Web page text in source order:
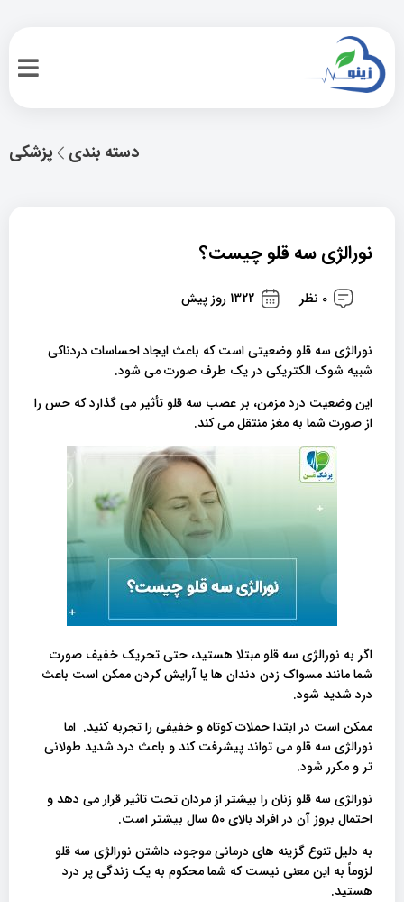
پزشکی دسته بندی
نورالژی سه قلو چیست؟
0 نظر 1322 روز پیش
نورالژی سه قلو وضعیتی است که باعث ایجاد احساسات دردناکی
شبیه شوک الکتریکی در یک طرف صورت می شود.
این وضعیت درد مزمن، بر عصب سه قلو تأثیر می گذارد که حس را
از صورت شما به مغز منتقل می کند.
اگر به نورالژی سه قلو مبتلا هستید، حتی تحریک خفیف صورت
شما مانند مسواک زدن دندان ها یا آرایش کردن ممکن است باعث
درد شدید شود.
ممکن است در ابتدا حملات کوتاه و خفیفی را تجربه کنید. اما
نورالژی سه قلو می تواند پیشرفت کند و باعث درد شدید طولانی
تر و مکرر شود.
نورالژی سه قلو زنان را بیشتر از مردان تحت تاثیر قرار می دهد و
احتمال بروز آن در افراد بالای 50 سال بیشتر است.
به دلیل تنوع گزینه های درمانی موجود، داشتن نورالژی سه قلو
لزوماً به این معنی نیست که شما محکوم به یک زندگی پر درد
هستید.